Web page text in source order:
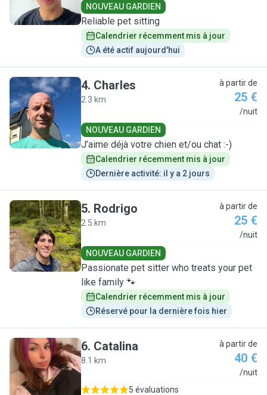
NOUVEAU GARDIEN
Reliable pet sitting
Calendrier récemment mis à jour
A été actif aujourd'hui
C
4. Charles
2.3 km
à partir de
25 €
/nuit
NOUVEAU GARDIEN
J’aime déjà votre chien et/ou chat :-)
Calendrier récemment mis à jour
Dernière activité: il y a 2 jours
R
5. Rodrigo
2.5 km
à partir de
25 €
/nuit
NOUVEAU GARDIEN
Passionate pet sitter who treats your pet
like family 🐾
Calendrier récemment mis à jour
Réservé pour la dernière fois hier
C
6. Catalina
8.1 km
à partir de
40 €
/nuit
5 évaluations